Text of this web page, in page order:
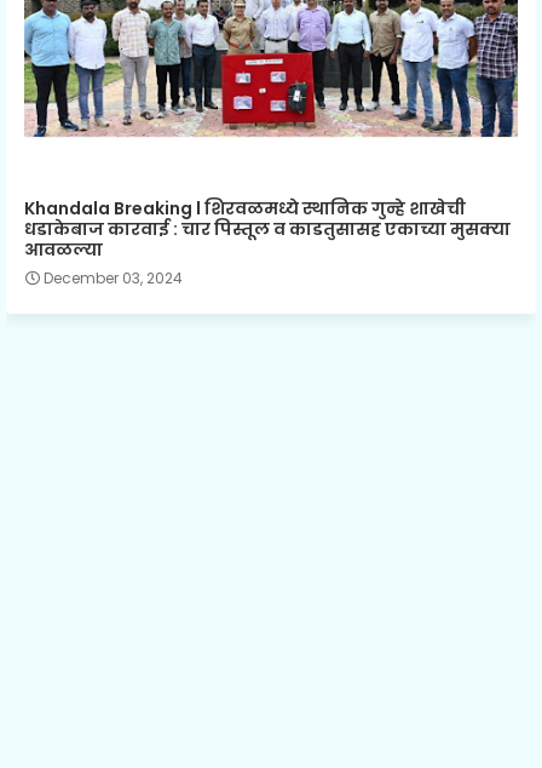
Khandala Breaking l शिरवळमध्ये स्थानिक गुन्हे शाखेची
धडाकेबाज कारवाई : चार पिस्तूल व काडतुसासह एकाच्या मुसक्या
आवळल्या
December 03, 2024